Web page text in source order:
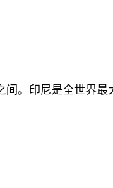
印尼是全世界